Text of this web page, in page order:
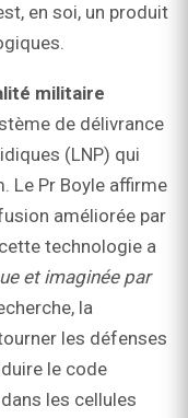
en soi, un produit
militaire
de délivrance
(LNP) qui
Le Pr Boyle affirme
améliorée par
technologie a
et imaginée par
la
les défenses
le code
les cellules